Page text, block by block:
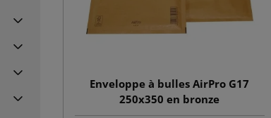
Enveloppe à bulles AirPro G17
250x350 en bronze